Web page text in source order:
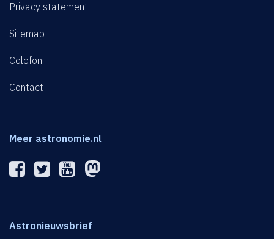
Privacy statement
Sitemap
Colofon
Contact
Meer astronomie.nl
Astronieuwsbrief